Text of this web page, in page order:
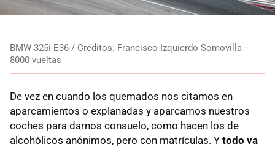
BMW 325i E36 / Créditos: Francisco Izquierdo Somovilla -
8000 vueltas
De vez en cuando los quemados nos citamos en
aparcamientos o explanadas y aparcamos nuestros
coches para darnos consuelo, como hacen los de
alcohólicos anónimos, pero con matrículas. Y todo va